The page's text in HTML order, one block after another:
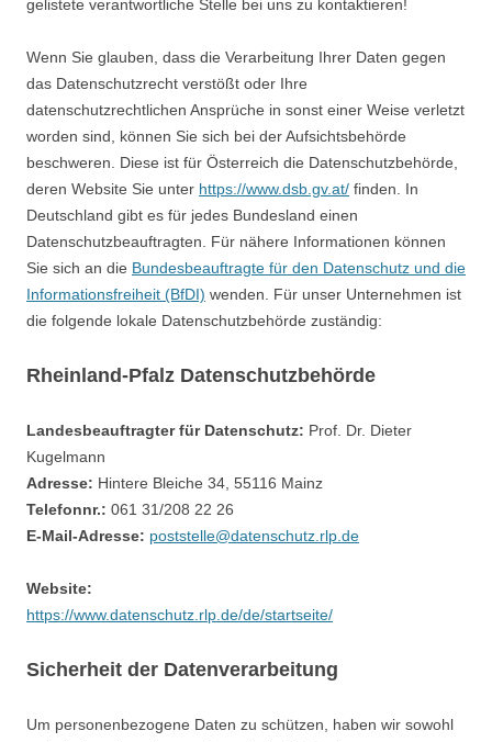
gelistete verantwortliche Stelle bei uns zu kontaktieren!
Wenn Sie glauben, dass die Verarbeitung Ihrer Daten gegen
das Datenschutzrecht verstößt oder Ihre
datenschutzrechtlichen Ansprüche in sonst einer Weise verletzt
worden sind, können Sie sich bei der Aufsichtsbehörde
beschweren. Diese ist für Österreich die Datenschutzbehörde,
deren Website Sie unter https://www.dsb.gv.at/ finden. In
Deutschland gibt es für jedes Bundesland einen
Datenschutzbeauftragten. Für nähere Informationen können
Sie sich an die Bundesbeauftragte für den Datenschutz und die
Informationsfreiheit (BfDI) wenden. Für unser Unternehmen ist
die folgende lokale Datenschutzbehörde zuständig:
Rheinland-Pfalz Datenschutzbehörde
Landesbeauftragter für Datenschutz: Prof. Dr. Dieter
Kugelmann
Adresse: Hintere Bleiche 34, 55116 Mainz
Telefonnr.: 061 31/208 22 26
E-Mail-Adresse: poststelle@datenschutz.rlp.de
Website:
https://www.datenschutz.rlp.de/de/startseite/
Sicherheit der Datenverarbeitung
Um personenbezogene Daten zu schützen, haben wir sowohl